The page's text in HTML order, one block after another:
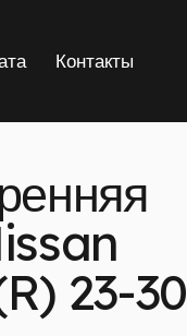
Контакты
23-30